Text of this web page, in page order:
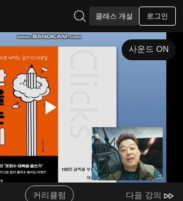
클래스 개설 로그인
Play
Video
사운드 ON
커리큘럼 다음 강의